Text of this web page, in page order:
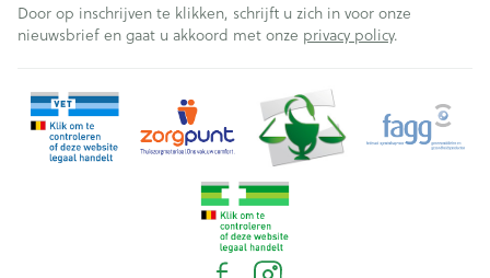
Door op inschrijven te klikken, schrijft u zich in voor onze
nieuwsbrief en gaat u akkoord met onze privacy policy.